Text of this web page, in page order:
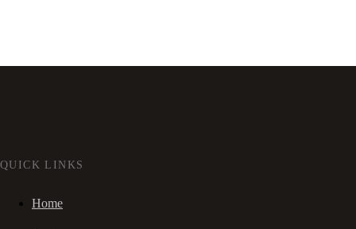
QUICK LINKS
Home